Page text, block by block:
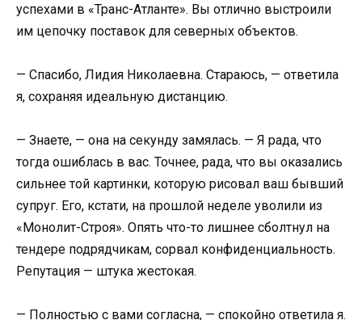
успехами в «Транс-Атланте». Вы отлично выстроили
им цепочку поставок для северных объектов.
— Спасибо, Лидия Николаевна. Стараюсь, — ответила
я, сохраняя идеальную дистанцию.
— Знаете, — она на секунду замялась. — Я рада, что
тогда ошиблась в вас. Точнее, рада, что вы оказались
сильнее той картинки, которую рисовал ваш бывший
супруг. Его, кстати, на прошлой неделе уволили из
«Монолит-Строя». Опять что-то лишнее сболтнул на
тендере подрядчикам, сорвал конфиденциальность.
Репутация — штука жестокая.
— Полностью с вами согласна, — спокойно ответила я.